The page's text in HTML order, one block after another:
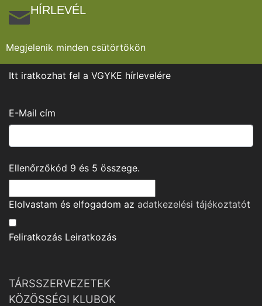
HÍRLEVÉL
Megjelenik minden csütörtökön
Itt iratkozhat fel a VGYKE hírlevelére
E-Mail cím
Ellenőrzőkód 9 és 5 összege.
Elolvastam és elfogadom az adatkezelési tájékoztatót
Feliratkozás Leiratkozás
TÁRSSZERVEZETEK
KÖZÖSSÉGI KLUBOK